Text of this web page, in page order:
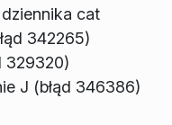
cat
342265)
329320)
J (błąd 346386)